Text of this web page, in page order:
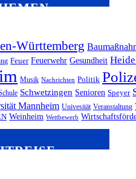
Württemberg
Feuer Feuerwehr Gesundheit
Musik Nachrichten Politik
Schwetzingen Senioren Speyer
Mannheim Univesität Veranstaltung
Weinheim Wettbewerb